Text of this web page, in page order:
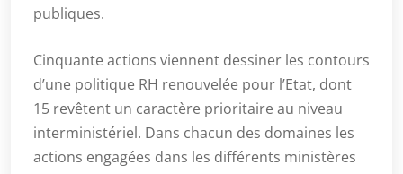
publiques.
Cinquante actions viennent dessiner les contours
d’une politique RH renouvelée pour l’Etat, dont
15 revêtent un caractère prioritaire au niveau
interministériel. Dans chacun des domaines les
actions engagées dans les différents ministères